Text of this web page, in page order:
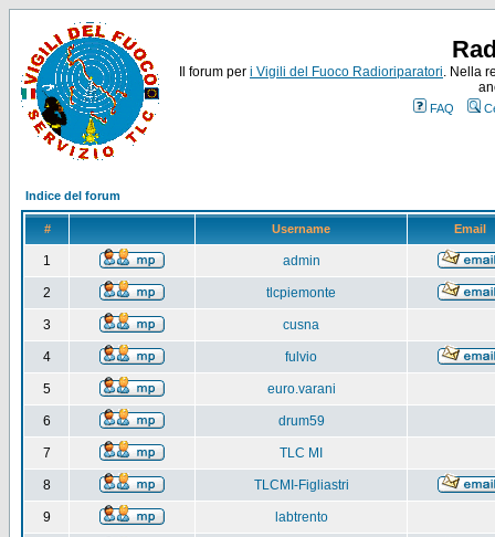
Il forum per i Vigili del Fuoco Radioriparatori. Nella
FAQ
Indice del forum
# Username Email
1 admin
2 tlcpiemonte
3 cusna
4 fulvio
5 euro.varani
6 drum59
7 TLC MI
8 TLCMI-Figliastri
9 labtrento